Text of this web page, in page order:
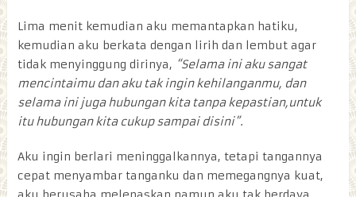
Lima menit kemudian aku memantapkan hatiku,
kemudian aku berkata dengan lirih dan lembut agar
tidak menyinggung dirinya, “Selama ini aku sangat
mencintaimu dan aku tak ingin kehilanganmu, dan
selama ini juga hubungan kita tanpa kepastian,untuk
itu hubungan kita cukup sampai disini”.
Aku ingin berlari meninggalkannya, tetapi tangannya
cepat menyambar tanganku dan memegangnya kuat,